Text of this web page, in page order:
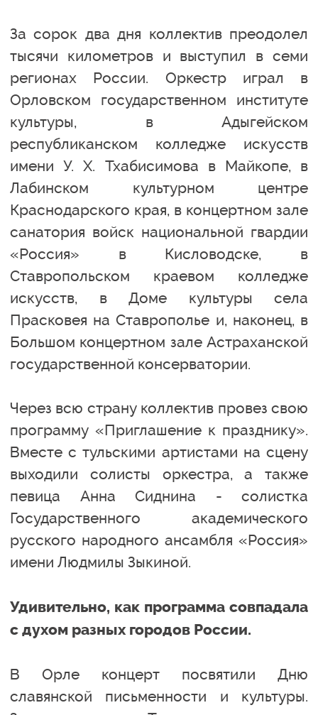
За сорок два дня коллектив преодолел
тысячи километров и выступил в семи
регионах России. Оркестр играл в
Орловском государственном институте
культуры, в Адыгейском
республиканском колледже искусств
имени У. Х. Тхабисимова в Майкопе, в
Лабинском культурном центре
Краснодарского края, в концертном зале
санатория войск национальной гвардии
«Россия» в Кисловодске, в
Ставропольском краевом колледже
искусств, в Доме культуры села
Прасковея на Ставрополье и, наконец, в
Большом концертном зале Астраханской
государственной консерватории.
Через всю страну коллектив провез свою
программу «Приглашение к празднику».
Вместе с тульскими артистами на сцену
выходили солисты оркестра, а также
певица Анна Сиднина - солистка
Государственного академического
русского народного ансамбля «Россия»
имени Людмилы Зыкиной.
Удивительно, как программа совпадала
с духом разных городов России.
В Орле концерт посвятили Дню
славянской письменности и культуры.